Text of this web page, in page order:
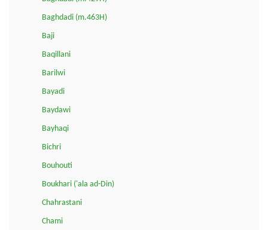
Baghdadi (m.463H)
Baji
Baqillani
Barilwi
Bayadi
Baydawi
Bayhaqi
Bichri
Bouhouti
Boukhari ('ala ad-Din)
Chahrastani
Chami